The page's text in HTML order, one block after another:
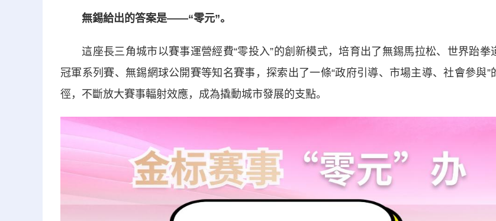
無錫給出的答案是——“零元”。
這座長三角城市以賽事運營經費“零投入”的創新模式，培育出了無錫馬拉松、世界跆拳
冠軍系列賽、無錫網球公開賽等知名賽事，探索出了一條“政府引導、市場主導、社會參與”
徑，不斷放大賽事輻射效應，成為撬動城市發展的支點。